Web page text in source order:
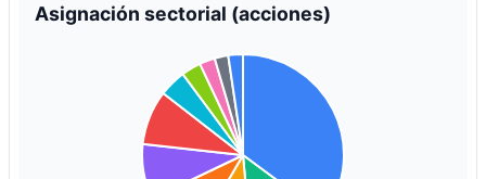
Asignación sectorial (acciones)